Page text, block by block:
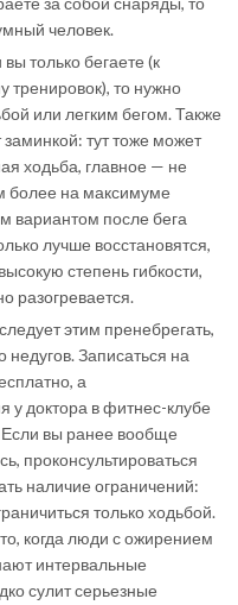
человек.
только бегаете (к
тренировок), то нужно
или легким бегом. Также
тут тоже может
ходьба, главное — не
более на максимуме
вариантом после бега
лучше восстановятся,
степень гибкости,
разогревается.
этим пренебрегать,
Записаться на
а
у доктора в фитнес-клубе
вы ранее вообще
проконсультироваться
наличие ограничений:
только ходьбой.
когда люди с ожирением
интервальные
сулит серьезные